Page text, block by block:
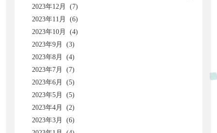
2023年12月 (7)
2023年11月 (6)
2023年10月 (4)
2023年9月 (3)
2023年8月 (4)
2023年7月 (7)
2023年6月 (5)
2023年5月 (5)
2023年4月 (2)
2023年3月 (6)